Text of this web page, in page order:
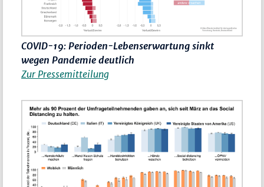
COVID-19: Perioden-Lebenserwartung sinkt
wegen Pandemie deutlich
Zur Pressemitteilung